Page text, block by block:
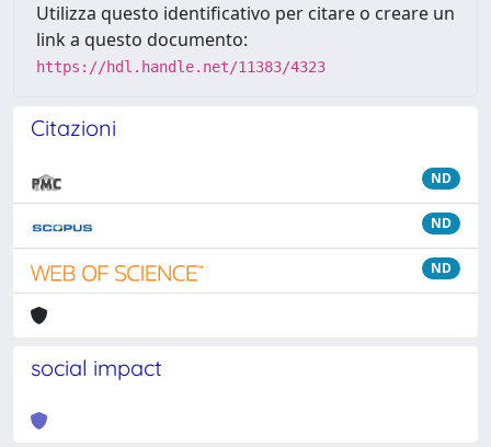
Utilizza questo identificativo per citare o creare un
link a questo documento:
https://hdl.handle.net/11383/4323
Citazioni
ND
ND
ND
social impact